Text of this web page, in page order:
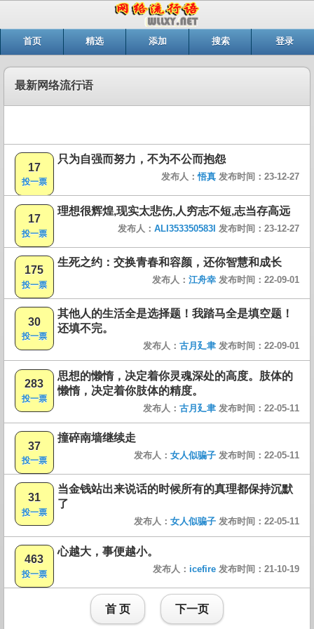
首页 精选 添加 搜索 登录
最新网络流行语
17
投一票
只为自强而努力，不为不公而抱怨
发布人：悟真 发布时间：23-12-27
17
投一票
理想很辉煌,现实太悲伤,人穷志不短,志当存高远
发布人： ALI353350583I 发布时间：23-12-27
175
投一票
生死之约：交换青春和容颜，还你智慧和成长
发布人： 江舟幸 发布时间：22-09-01
30
投一票
其他人的生活全是选择题！我踏马全是填空题！
还填不完。
发布人： 古月廴聿 发布时间：22-09-01
283
投一票
思想的懒惰，决定着你灵魂深处的高度。肢体的
懒惰，决定着你肢体的精度。
发布人： 古月廴聿 发布时间：22-05-11
37
投一票
撞碎南墙继续走
发布人： 女人似骗子 发布时间：22-05-11
31
投一票
当金钱站出来说话的时候所有的真理都保持沉默
了
发布人： 女人似骗子 发布时间：22-05-11
463
投一票
心越大，事便越小。
发布人： icefire 发布时间：21-10-19
首 页 下一页